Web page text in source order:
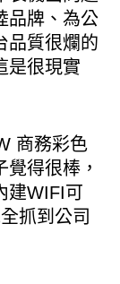
品牌、為公
品質很爛的
是很現實
商務彩色
得很棒，
建WIFI可
抓到公司